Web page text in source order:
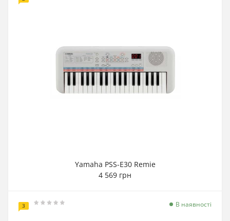
Yamaha PSS-E30 Remie
4 569 грн
3 В наявності